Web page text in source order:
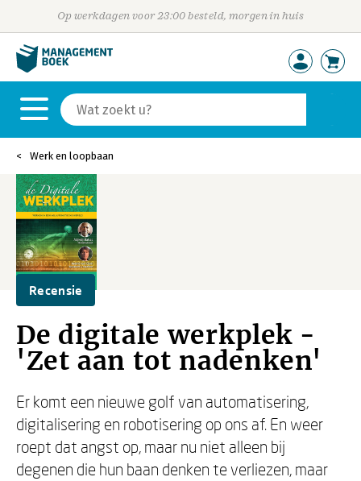
Op werkdagen voor 23:00 besteld, morgen in huis
Werk en loopbaan
Recensie
De digitale werkplek -
'Zet aan tot nadenken'
Er komt een nieuwe golf van automatisering,
digitalisering en robotisering op ons af. En weer
roept dat angst op, maar nu niet alleen bij
degenen die hun baan denken te verliezen, maar